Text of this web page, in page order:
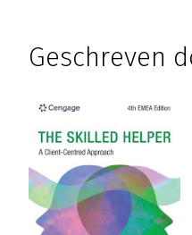
Geschreven